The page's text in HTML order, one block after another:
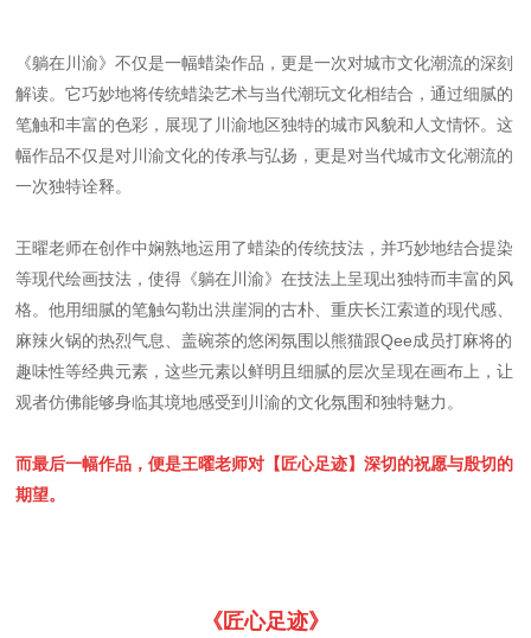
《躺在川渝》不仅是一幅蜡染作品，更是一次对城市文化潮流的深刻
解读。它巧妙地将传统蜡染艺术与当代潮玩文化相结合，通过细腻的
笔触和丰富的色彩，展现了川渝地区独特的城市风貌和人文情怀。这
幅作品不仅是对川渝文化的传承与弘扬，更是对当代城市文化潮流的
一次独特诠释。
王曜老师在创作中娴熟地运用了蜡染的传统技法，并巧妙地结合提染
等现代绘画技法，使得《躺在川渝》在技法上呈现出独特而丰富的风
格。他用细腻的笔触勾勒出洪崖洞的古朴、重庆长江索道的现代感、
麻辣火锅的热烈气息、盖碗茶的悠闲氛围以熊猫跟Qee成员打麻将的
趣味性等经典元素，这些元素以鲜明且细腻的层次呈现在画布上，让
观者仿佛能够身临其境地感受到川渝的文化氛围和独特魅力。
而最后一幅作品，便是王曜老师对【匠心足迹】深切的祝愿与殷切的
期望。
《匠心足迹》